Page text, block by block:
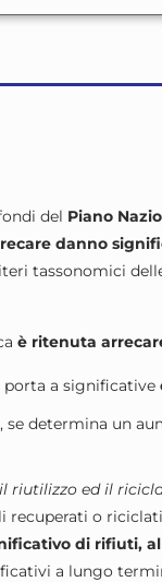
del Piano
danno
tassonomici
è ritenuta
porta a significative
, se determina un
riutilizzo ed il
o
di rifiuti,
a lungo